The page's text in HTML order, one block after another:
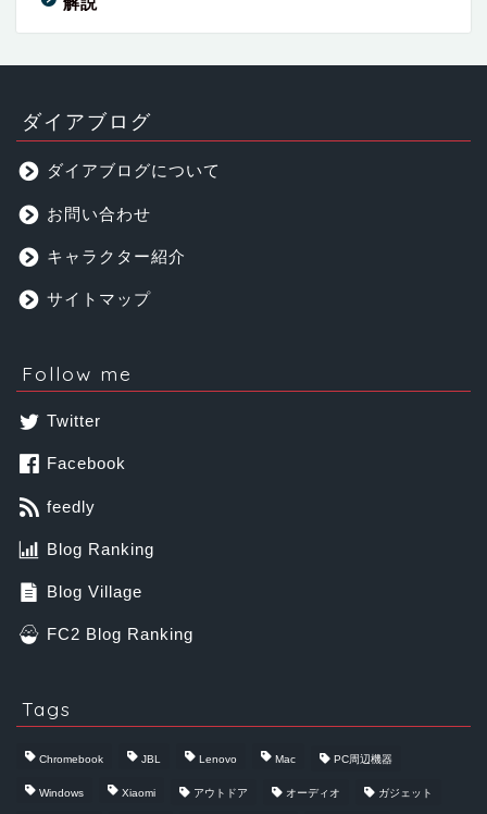
ダイアブログ
ダイアブログについて
お問い合わせ
キャラクター紹介
サイトマップ
Follow me
Twitter
Facebook
feedly
Blog Ranking
Blog Village
FC2 Blog Ranking
Tags
Chromebook JBL Lenovo Mac PC周辺機器
Windows Xiaomi アウトドア オーディオ ガジェット